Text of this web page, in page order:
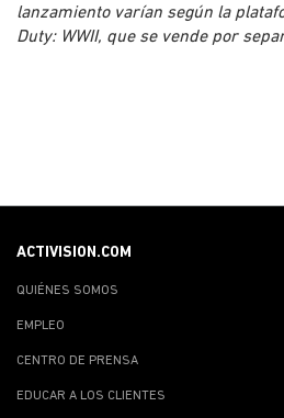
lanzamiento varían según la
Duty: WWII, que se vende por
ACTIVISION.COM
QUIÉNES SOMOS
EMPLEO
CENTRO DE PRENSA
EDUCAR A LOS CLIENTES